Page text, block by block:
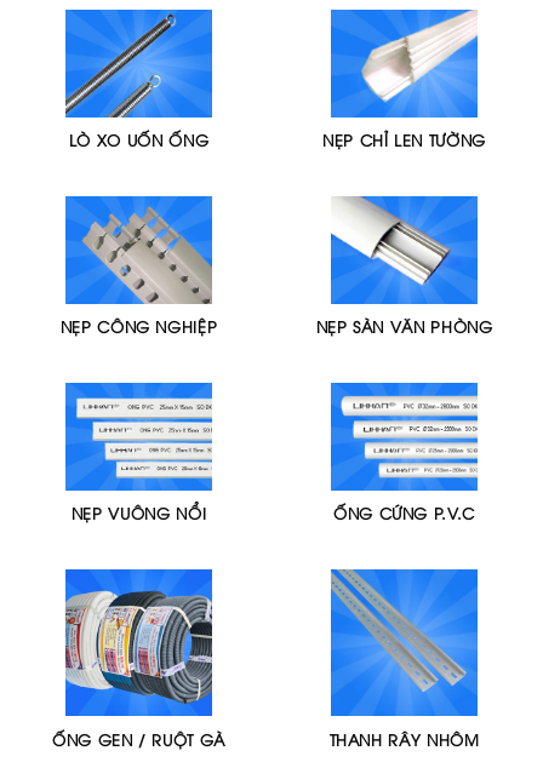
LÒ XO UỐN ỐNG NẸP CHỈ LEN TƯỜNG
NẸP CÔNG NGHIỆP NẸP SÀN VĂN PHÒNG
NẸP VUÔNG NỔI ỐNG CỨNG P.V.C
ỐNG GEN / RUỘT GÀ THANH RÂY NHÔM